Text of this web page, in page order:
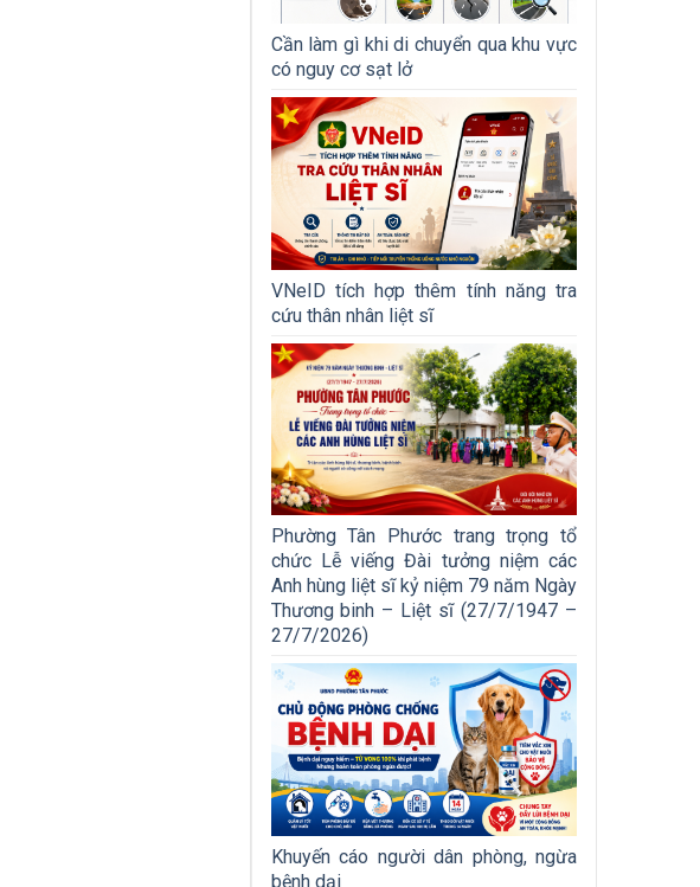
Cần làm gì khi di chuyển qua khu vực
có nguy cơ sạt lở
VNeID tích hợp thêm tính năng tra
cứu thân nhân liệt sĩ
Phường Tân Phước trang trọng tổ
chức Lễ viếng Đài tưởng niệm các
Anh hùng liệt sĩ kỷ niệm 79 năm Ngày
Thương binh – Liệt sĩ (27/7/1947 –
27/7/2026)
Khuyến cáo người dân phòng, ngừa
bệnh dại